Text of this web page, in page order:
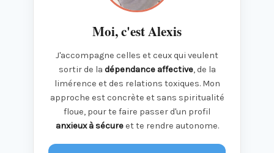
Moi, c'est Alexis
J'accompagne celles et ceux qui veulent
sortir de la dépendance affective, de la
limérence et des relations toxiques. Mon
approche est concrète et sans spiritualité
floue, pour te faire passer d'un profil
anxieux à sécureet te rendre autonome.